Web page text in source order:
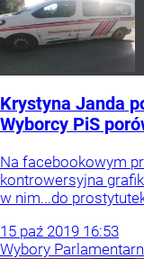
Krystyna Janda
Wyborcy PiS
Na facebookowym
kontrowersyjna
w nim...do
15 paź 2019 16:53
Wybory